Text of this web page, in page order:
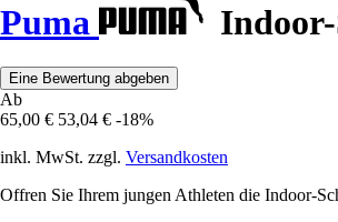
Puma
Eine Bewertung abgeben
Ab
65,00 € 53,04 € -18%
inkl. MwSt. zzgl. Versandkosten
Offren Sie Ihrem jungen Athleten die Indoor-